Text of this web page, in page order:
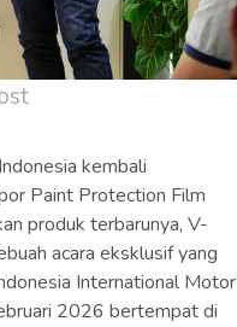
kembali
Paint Protection Film
produk terbarunya, V-
acara eksklusif yang
International Motor
2026 bertempat di